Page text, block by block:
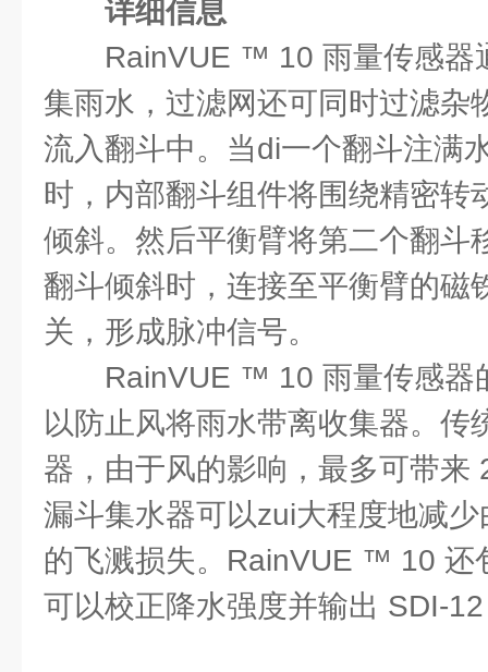
详细信息
RainVUE ™ 10 雨量传感器
集雨水，过滤网还可同时过滤杂
流入翻斗中。当di一个翻斗注满
时，内部翻斗组件将围绕精密转
倾斜。然后平衡臂将第二个翻斗
翻斗倾斜时，连接至平衡臂的磁
关，形成脉冲信号。
RainVUE ™ 10 雨量传感器
以防止风将雨水带离收集器。传
器，由于风的影响，最多可带来
漏斗集水器可以zui大程度地减
的飞溅损失。RainVUE ™ 10 还
可以校正降水强度并输出 SDI-